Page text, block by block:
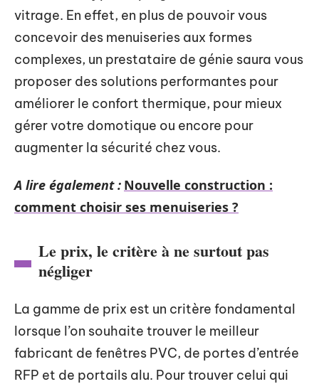
vitrage. En effet, en plus de pouvoir vous
concevoir des menuiseries aux formes
complexes, un prestataire de génie saura vous
proposer des solutions performantes pour
améliorer le confort thermique, pour mieux
gérer votre domotique ou encore pour
augmenter la sécurité chez vous.
A lire également : Nouvelle construction :
comment choisir ses menuiseries ?
Le prix, le critère à ne surtout pas
négliger
La gamme de prix est un critère fondamental
lorsque l’on souhaite trouver le meilleur
fabricant de fenêtres PVC, de portes d’entrée
RFP et de portails alu. Pour trouver celui qui